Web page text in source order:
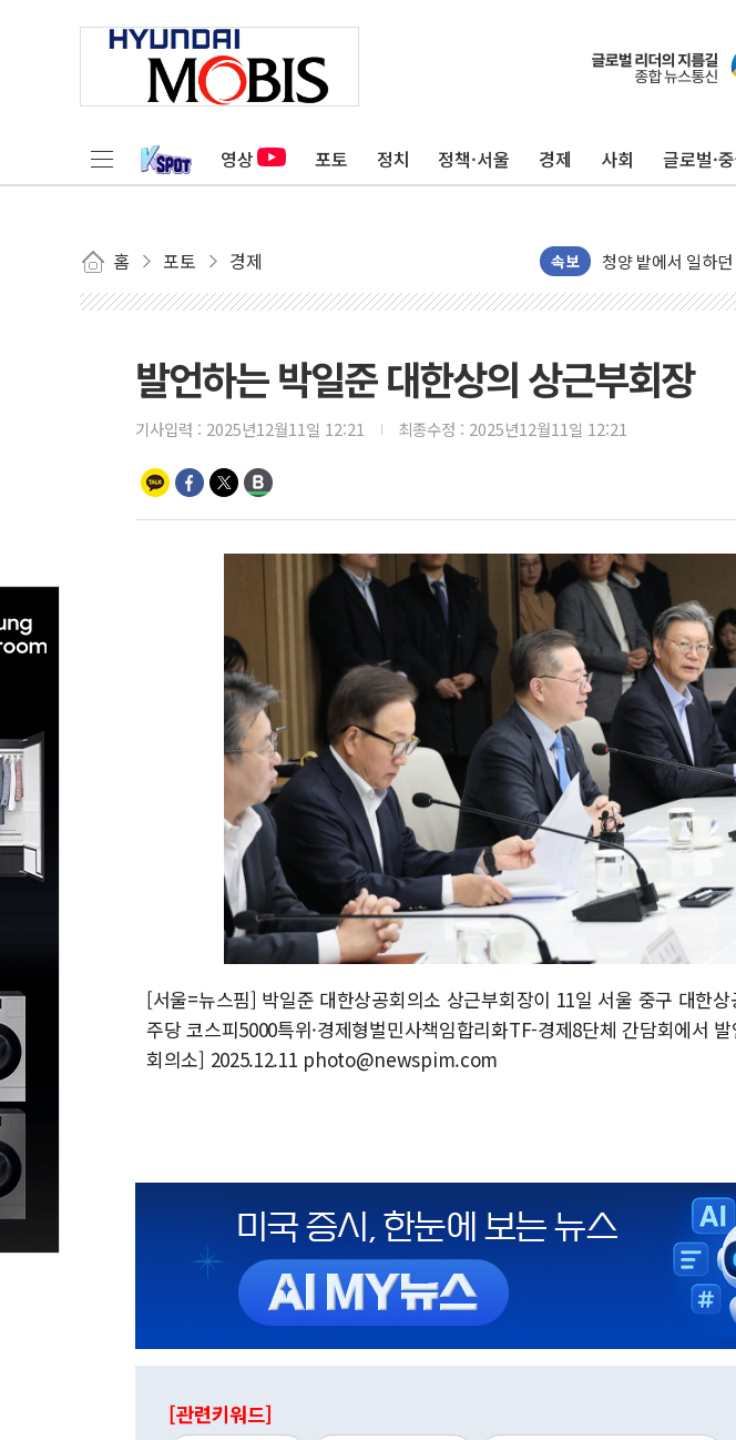
영상 포토 정치 정책·서울 경제 사회 글로벌·
홈 포토 경제 속보
동해중부 전 해상
연일 폭염에 온열
인제 용대리 계곡
동해시, 11~14일 '
청양 밭에서 일하
폭염에 車 운전면
'호우 특보' 경북 울
주말 무더위·열대
오세훈 "용산공원
충북 주말 무더위
10월 보완수사권
한상협, 업계 개인
민주당, 오늘 제주·
뉴욕증시, 고용 쇼
트럼프, 쿡 연준 이
유럽증시, 美 고용
미 연준 매파 기세
발언하는 박일준 대한상의 상근부회장
기사입력 : 2025년12월11일 12:21 최종수정 : 2025년12월11일 12:21
[서울=뉴스핌] 박일준 대한상공회의소 상근부회장이 11일 서울 중구 대한
주당 코스피5000특위·경제형벌민사책임합리화TF-경제8단체 간담회에서
회의소] 2025.12.11 photo@newspim.com
[관련키워드]